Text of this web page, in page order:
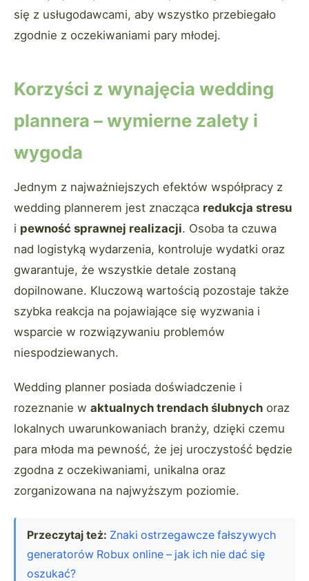
się z usługodawcami, aby wszystko przebiegało
zgodnie z oczekiwaniami pary młodej.
Korzyści z wynajęcia wedding
plannera – wymierne zalety i
wygoda
Jednym z najważniejszych efektów współpracy z
wedding plannerem jest znacząca redukcja stresu
i pewność sprawnej realizacji. Osoba ta czuwa
nad logistyką wydarzenia, kontroluje wydatki oraz
gwarantuje, że wszystkie detale zostaną
dopilnowane. Kluczową wartością pozostaje także
szybka reakcja na pojawiające się wyzwania i
wsparcie w rozwiązywaniu problemów
niespodziewanych.
Wedding planner posiada doświadczenie i
rozeznanie w aktualnych trendach ślubnych oraz
lokalnych uwarunkowaniach branży, dzięki czemu
para młoda ma pewność, że jej uroczystość będzie
zgodna z oczekiwaniami, unikalna oraz
zorganizowana na najwyższym poziomie.
Przeczytaj też: Znaki ostrzegawcze fałszywych
generatorów Robux online – jak ich nie dać się
oszukać?